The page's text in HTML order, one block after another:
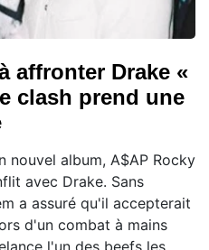
affronter Drake «
clash prend une
nouvel album, A$AP Rocky
avec Drake. Sans
a assuré qu'il accepterait
d'un combat à mains
l'un des beefs les